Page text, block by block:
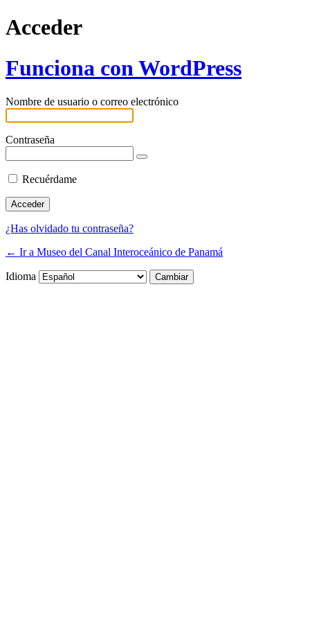
Acceder
Funciona con WordPress
Nombre de usuario o correo electrónico
Contraseña
Recuérdame
¿Has olvidado tu contraseña?
← Ir a Museo del Canal Interoceánico de Panamá
Idioma